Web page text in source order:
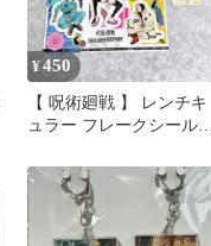
¥450
【 呪術廻戦 】 レンチキ
ュラー フレークシール